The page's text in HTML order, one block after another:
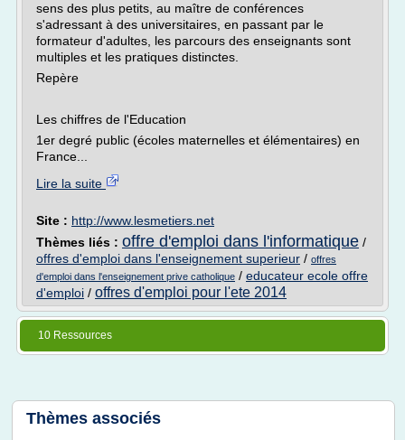
sens des plus petits, au maître de conférences
s'adressant à des universitaires, en passant par le
formateur d'adultes, les parcours des enseignants sont
multiples et les pratiques distinctes.
Repère
Les chiffres de l'Education
1er degré public (écoles maternelles et élémentaires) en
France...
Lire la suite
Site : http://www.lesmetiers.net
Thèmes liés : offre d'emploi dans l'informatique /
offres d'emploi dans l'enseignement superieur / offres
d'emploi dans l'enseignement prive catholique / educateur ecole offre
d'emploi / offres d'emploi pour l'ete 2014
10 Ressources
Thèmes associés